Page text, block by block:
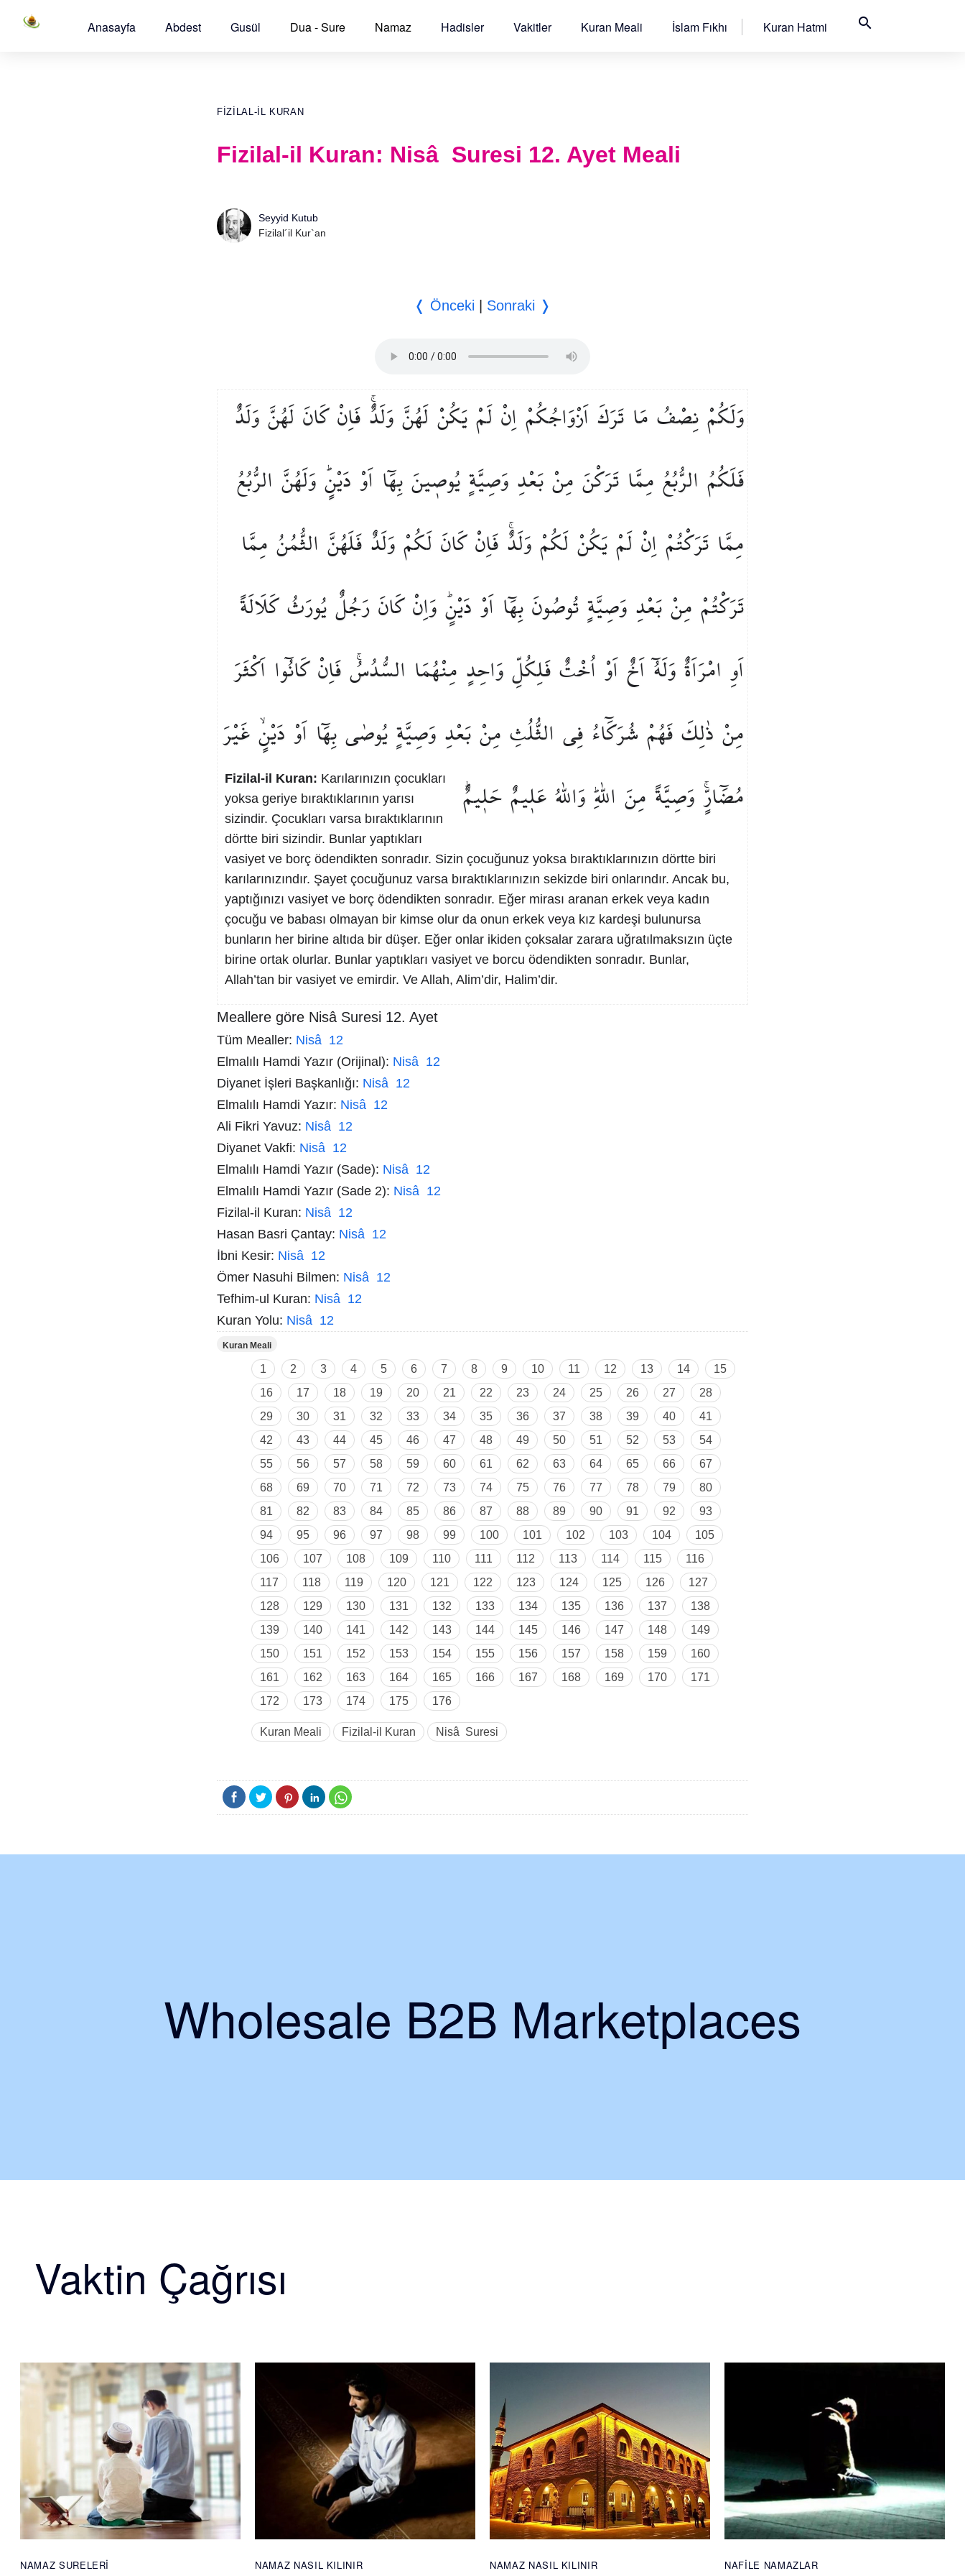
Anasayfa Abdest Gusül Dua - Sure Namaz Hadisler Vakitler Kuran Meali İslam Fıkhı Kuran Hatmi search
FIZILAL-IL KURAN
Fizilal-il Kuran: Nisâ Suresi 12. Ayet Meali
Seyyid Kutub
Fizilal´il Kur`an
❬ Önceki | Sonraki ❭
وَلَكُمْنِصْفُ مَا تَرَكَاَزْوَاجُكُمْاِنْلَمْيَكُنْلَهُنَّوَلَدٌۚ فَاِنْكَانَلَهُنَّوَلَدٌ
فَلَكُمُ الرُّبُعُ مِمَّا تَرَكْنَ مِنْبَعْدِ وَصِيَّةٍيُوص۪ينَبِهَٓا اَوْ دَيْنٍۜوَلَهُنَّ الرُّبُعُ
مِمَّا تَرَكْتُمْاِنْلَمْيَكُنْلَكُمْوَلَدٌۚ فَاِنْكَانَلَكُمْوَلَدٌ فَلَهُنَّ الثُّمُنُ مِمَّا
تَرَكْتُمْ مِنْبَعْدِ وَصِيَّةٍتُوصُونَبِهَٓا اَوْ دَيْنٍۜوَاِنْكَانَرَجُلٌيُورَثُكَلَالَةً
اَوِ امْرَاَةٌوَلَهُٓاَخٌاَوْ اُخْتٌفَلِكُلِّوَاحِدٍ مِنْهُمَا السُّدُسُۚفَاِنْكَانُٓوا اَكْثَرَ
مِنْ ذٰلِكَفَهُمْ شُرَكَٓاءُ فِي الثُّلُثِ مِنْبَعْدِ وَصِيَّةٍيُوصٰىبِهَٓا اَوْ دَيْنٍۙغَيْرَ
مُضَٓارٍّۚوَصِيَّةً مِنَ اللّٰهِۜوَاللّٰهُعَل۪يمٌحَل۪يمٌۜ Fizilal-il Kuran: Karılarınızın çocukları
yoksa geriye bıraktıklarının yarısı
sizindir. Çocukları varsa bıraktıklarının
dörtte biri sizindir. Bunlar yaptıkları
vasiyet ve borç ödendikten sonradır. Sizin çocuğunuz yoksa bıraktıklarınızın dörtte biri
karılarınızındır. Şayet çocuğunuz varsa bıraktıklarınızın sekizde biri onlarındır. Ancak bu,
yaptığınızı vasiyet ve borç ödendikten sonradır. Eğer mirası aranan erkek veya kadın
çocuğu ve babası olmayan bir kimse olur da onun erkek veya kız kardeşi bulunursa
bunların her birine altıda bir düşer. Eğer onlar ikiden çoksalar zarara uğratılmaksızın üçte
birine ortak olurlar. Bunlar yaptıkları vasiyet ve borcu ödendikten sonradır. Bunlar,
Allah’tan bir vasiyet ve emirdir. Ve Allah, Alim’dir, Halim’dir.
Meallere göre Nisâ Suresi 12. Ayet
Tüm Mealler: Nisâ 12
Elmalılı Hamdi Yazır (Orijinal): Nisâ 12
Diyanet İşleri Başkanlığı: Nisâ 12
Elmalılı Hamdi Yazır: Nisâ 12
Ali Fikri Yavuz: Nisâ 12
Diyanet Vakfi: Nisâ 12
Elmalılı Hamdi Yazır (Sade): Nisâ 12
Elmalılı Hamdi Yazır (Sade 2): Nisâ 12
Fizilal-il Kuran: Nisâ 12
Hasan Basri Çantay: Nisâ 12
İbni Kesir: Nisâ 12
Ömer Nasuhi Bilmen: Nisâ 12
Tefhim-ul Kuran: Nisâ 12
Kuran Yolu: Nisâ 12
Kuran Meali
1 2 3 4 5 6 7 8 9 10 11 12 13 14
15
16
17 18 19 20 21 22 23 24 25 26 27
28
29
30 31 32 33 34 35 36 37 38 39 40
41
42
43 44 45 46 47 48 49 50 51 52 53
54
55
56 57 58 59 60 61 62 63 64 65 66
67
68
69 70 71 72 73 74 75 76 77 78 79
80
81
82 83 84 85 86 87 88 89 90 91 92
93
94
95 96 97 98 99 100 101 102 103 104
105
106
107 108 109 110 111 112 113 114 115
116
117
118 119 120 121 122 123 124 125 126
127
128
129 130 131 132 133 134 135 136 137
138
139
140 141 142 143 144 145 146 147 148
149
150
151 152 153 154 155 156 157 158 159
160
161
162 163 164 165 166 167 168 169 170
171
172
173 174 175 176
Kuran Meali Fizilal-il Kuran Nisâ Suresi
Wholesale B2B Marketplaces
Vaktin Çağrısı
NAMAZ SURELERI NAMAZ NASIL KILINIR NAMAZ NASIL KILINIR NAFILE NAMAZLAR